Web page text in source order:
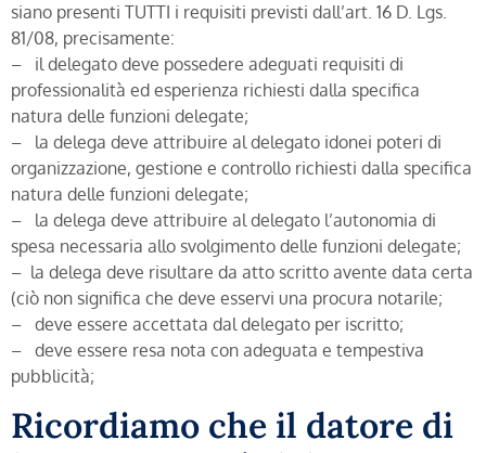
siano presenti TUTTI i requisiti previsti dall’art. 16 D. Lgs.
81/08, precisamente:
– il delegato deve possedere adeguati requisiti di
professionalità ed esperienza richiesti dalla specifica
natura delle funzioni delegate;
– la delega deve attribuire al delegato idonei poteri di
organizzazione, gestione e controllo richiesti dalla specifica
natura delle funzioni delegate;
– la delega deve attribuire al delegato l’autonomia di
spesa necessaria allo svolgimento delle funzioni delegate;
– la delega deve risultare da atto scritto avente data certa
(ciò non significa che deve esservi una procura notarile;
– deve essere accettata dal delegato per iscritto;
– deve essere resa nota con adeguata e tempestiva
pubblicità;
Ricordiamo che il datore di